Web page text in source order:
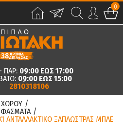
0
ΠΑΡ: 09:00 ΕΩΣ 17:00
09:00 ΕΩΣ 15:00
2810318106
ΧΩΡΟΥ /
/
ΑΝΤΑΛΛΑΚΤΙΚΟ ΞΑΠΛΩΣΤΡΑΣ ΜΠΛΕ